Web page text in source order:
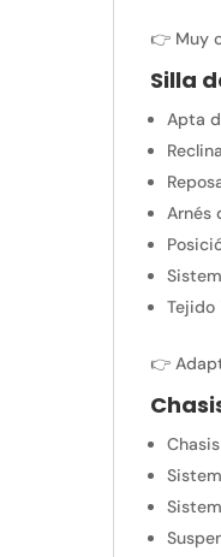
👉 Muy
Silla
Apta
Arnés
Tejido
👉